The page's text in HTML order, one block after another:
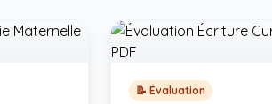
📝 Évaluation